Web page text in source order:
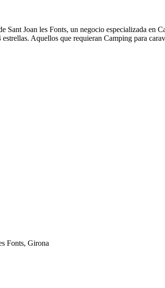
Joan les Fonts, un negocio especializada en
Aquellos que requieran Camping para
Fonts, Girona